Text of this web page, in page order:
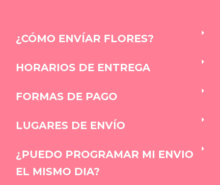
¿CÓMO ENVÍAR FLORES?
HORARIOS DE ENTREGA
FORMAS DE PAGO
LUGARES DE ENVÍO
¿PUEDO PROGRAMAR MI ENVIO
EL MISMO DIA?